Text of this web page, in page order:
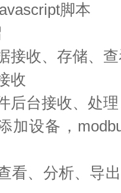
脚本
接收、存储、
收
后台接收、处理
加设备，
看、分析、导